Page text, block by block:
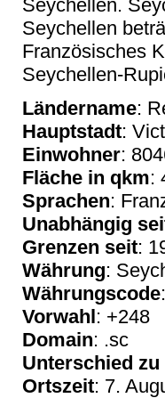
Seychellen.
Seychellen
Französisches
Seychellen-
Ländername:
Hauptstadt:
Einwohner:
Fläche in qkm:
Sprachen:
Unabhängig
Grenzen seit:
Währung:
Währungscode
Vorwahl: +248
Domain: .sc
Unterschied zu
Ortszeit: 7.